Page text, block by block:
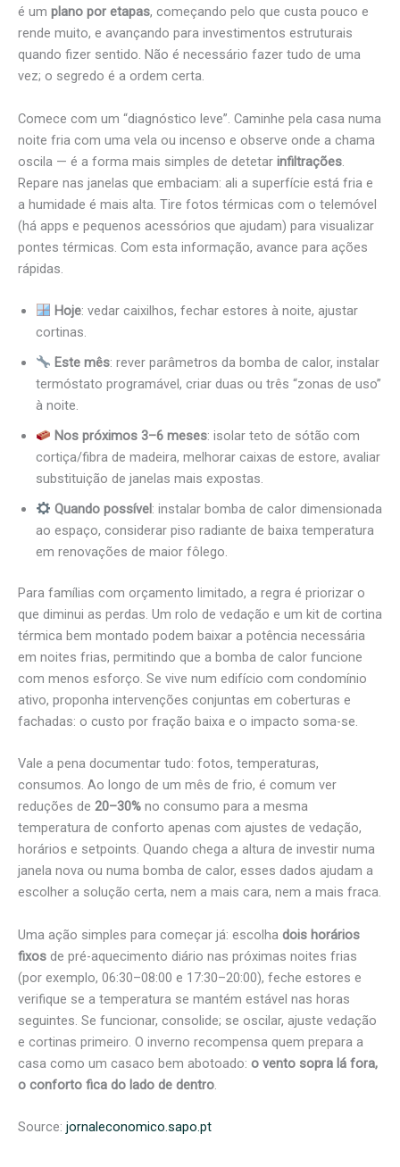
é um plano por etapas, começando pelo que custa pouco e
rende muito, e avançando para investimentos estruturais
quando fizer sentido. Não é necessário fazer tudo de uma
vez; o segredo é a ordem certa.
Comece com um “diagnóstico leve”. Caminhe pela casa numa
noite fria com uma vela ou incenso e observe onde a chama
oscila — é a forma mais simples de detetar infiltrações.
Repare nas janelas que embaciam: ali a superfície está fria e
a humidade é mais alta. Tire fotos térmicas com o telemóvel
(há apps e pequenos acessórios que ajudam) para visualizar
pontes térmicas. Com esta informação, avance para ações
rápidas.
Hoje: vedar caixilhos, fechar estores à noite, ajustar
cortinas.
Este mês: rever parâmetros da bomba de calor, instalar
termóstato programável, criar duas ou três “zonas de uso”
à noite.
Nos próximos 3–6 meses: isolar teto de sótão com
cortiça/fibra de madeira, melhorar caixas de estore, avaliar
substituição de janelas mais expostas.
Quando possível: instalar bomba de calor dimensionada
ao espaço, considerar piso radiante de baixa temperatura
em renovações de maior fôlego.
Para famílias com orçamento limitado, a regra é priorizar o
que diminui as perdas. Um rolo de vedação e um kit de cortina
térmica bem montado podem baixar a potência necessária
em noites frias, permitindo que a bomba de calor funcione
com menos esforço. Se vive num edifício com condomínio
ativo, proponha intervenções conjuntas em coberturas e
fachadas: o custo por fração baixa e o impacto soma-se.
Vale a pena documentar tudo: fotos, temperaturas,
consumos. Ao longo de um mês de frio, é comum ver
reduções de 20–30% no consumo para a mesma
temperatura de conforto apenas com ajustes de vedação,
horários e setpoints. Quando chega a altura de investir numa
janela nova ou numa bomba de calor, esses dados ajudam a
escolher a solução certa, nem a mais cara, nem a mais fraca.
Uma ação simples para começar já: escolha dois horários
fixos de pré-aquecimento diário nas próximas noites frias
(por exemplo, 06:30–08:00 e 17:30–20:00), feche estores e
verifique se a temperatura se mantém estável nas horas
seguintes. Se funcionar, consolide; se oscilar, ajuste vedação
e cortinas primeiro. O inverno recompensa quem prepara a
casa como um casaco bem abotoado: o vento sopra lá fora,
o conforto fica do lado de dentro
Source: jornaleconomico.sapo.pt